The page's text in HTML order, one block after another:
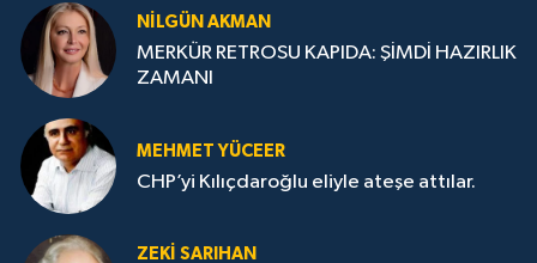
NILGÜN AKMAN
MERKÜR RETROSU KAPIDA: ŞİMDİ HAZIRLIK
ZAMANI
MEHMET YÜCEER
CHP’yi Kılıçdaroğlu eliyle ateşe attılar.
ZEKI SARIHAN